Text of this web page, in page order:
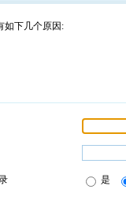
如下几个原因:
是